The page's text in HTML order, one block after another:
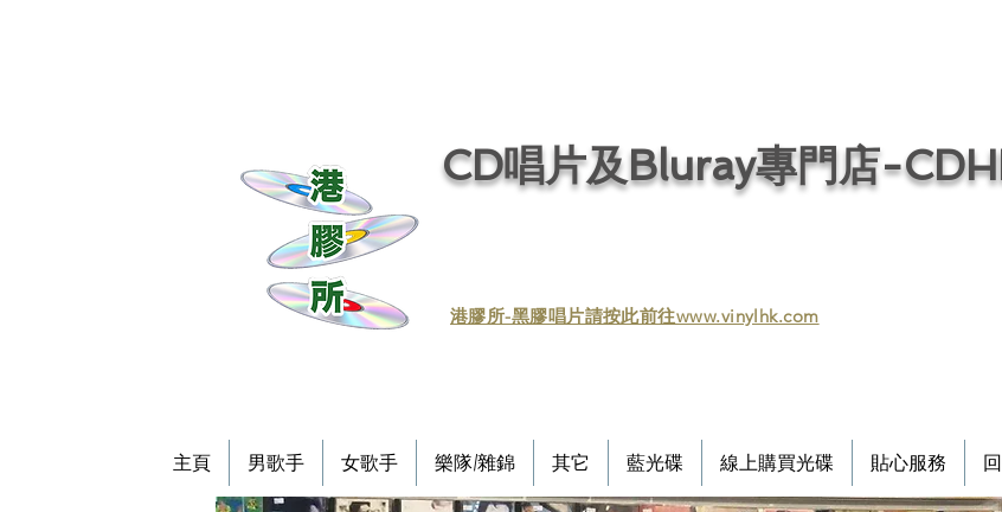
CD唱片及Bluray專門店-
​港膠所-黑膠唱片請按此前往www.vinylhk.com
主頁 男歌手 女歌手 樂隊/雜錦 其它 藍光碟 線上購買光碟 貼心服務